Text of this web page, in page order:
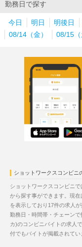
勤務日で探す
今日 明日 明後日
08/14（金）
08/15（
ショットワークスコンビニ
ショットワークスコンビニ
から探す事ができます。現
を表示しており17件の求人
勤務日・時間帯・チェーン
カ)のコンビニバイトの求人
付でもバイトが掲載されてい